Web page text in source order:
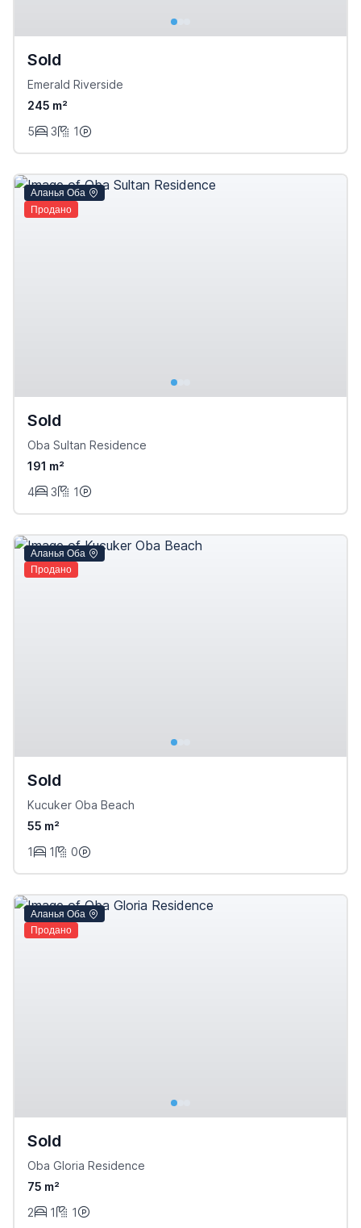
Sold
Emerald Riverside
245 m²
5
3 1
Аланья Оба
Продано
Sold
Oba Sultan Residence
191 m²
4
3 1
Аланья Оба
Продано
Sold
Kucuker Oba Beach
55 m²
1
1 0
Аланья Оба
Продано
Sold
Oba Gloria Residence
75 m²
2
1 1